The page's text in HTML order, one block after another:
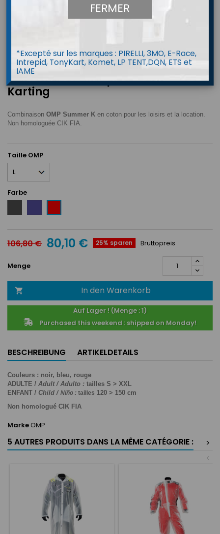
Combinaison Omp Summer K
Karting
Combinaison OMP Summer K en coton pour les loisirs et la location.
Non homologuée CIK FIA.
Taille OMP
Farbe
106,80 € 80,10 € 25% sparen Bruttopreis
Menge
 In den Warenkorb
Auf Lager ! (Menge : 1)
Purchased this weekend : shipped on Monday!
BESCHREIBUNG ARTIKELDETAILS
Couleurs : noir, bleu, rouge
ADULTE / Adult / Adulto : tailles S > XXL
ENFANT / Child / Niño : tailles 120 > 150 cm
Non homologué CIK FIA
MarkeOMP
5 AUTRES PRODUITS DANS LA MÊME CATÉGORIE :
>
<
FERMER
*Excepté sur les marques : PIRELLI, 3MO, E-Race,
Intrepid, TonyKart, Komet, LP TENT,DQN, ETS et
IAME